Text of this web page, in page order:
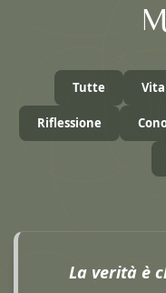
Tutte Vita
Riflessione
La verità è